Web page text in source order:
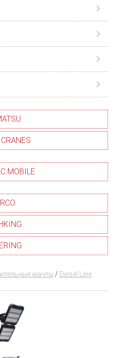
MOBILE
мачты / Diesel Line